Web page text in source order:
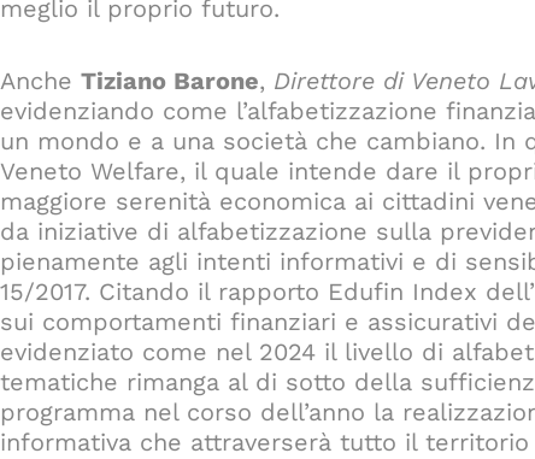
meglio il proprio futuro.
Anche Tiziano Barone, Direttore di Veneto
evidenziando come l’alfabetizzazione
un mondo e a una società che cambiano. In
Veneto Welfare, il quale intende dare il
maggiore serenità economica ai cittadini
da iniziative di alfabetizzazione sulla
pienamente agli intenti informativi e di
15/2017. Citando il rapporto Edufin Index
sui comportamenti finanziari e assicurativi
evidenziato come nel 2024 il livello di
tematiche rimanga al di sotto della
programma nel corso dell’anno la
informativa che attraverserà tutto il territorio